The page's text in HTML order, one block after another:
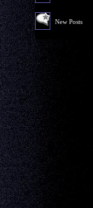
New Posts